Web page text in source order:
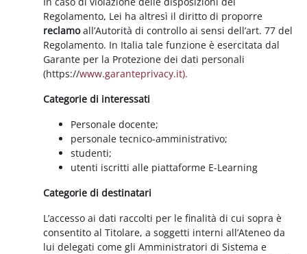
Regolamento, Lei ha altresì il diritto di proporre
reclamoall’Autorità di controllo ai sensi dell’art. 77 del
Regolamento. In Italia tale funzione è esercitata dal
Garante per la Protezione dei dati personali
(https://www.garanteprivacy.it).
Categorie di interessati
Personale docente;
personale tecnico-amministrativo;
studenti;
utenti iscritti alle piattaforme E-Learning
Categorie di destinatari
L’accesso ai dati raccolti per le finalità di cui sopra è
consentito al Titolare, a soggetti interni all’Ateneo da
lui delegati come gli Amministratori di Sistema e